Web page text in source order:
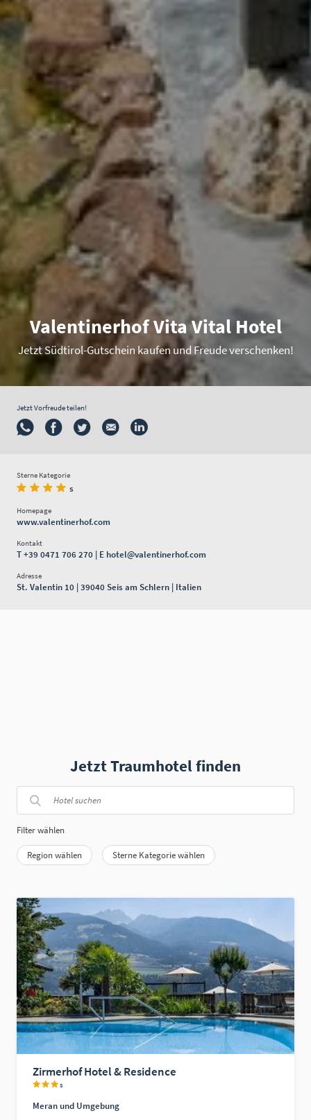
Valentinerhof Vita Vital Hotel
Jetzt Südtirol-Gutschein kaufen und Freude verschenken!
Jetzt Vorfreude teilen!
Sterne Kategorie
s
Homepage
www.valentinerhof.com
Kontakt
T+39 0471 706 270 | E hotel@valentinerhof.com
Adresse
St. Valentin 10 | 39040 Seis am Schlern | Italien
Jetzt Traumhotel finden
Filter wählen
Region wählen Sterne Kategorie wählen
Zirmerhof Hotel & Residence
s
Meran und Umgebung